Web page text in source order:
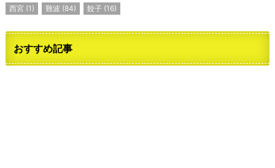
西宮(1) 難波 (84) 餃子 (16)
おすすめ記事